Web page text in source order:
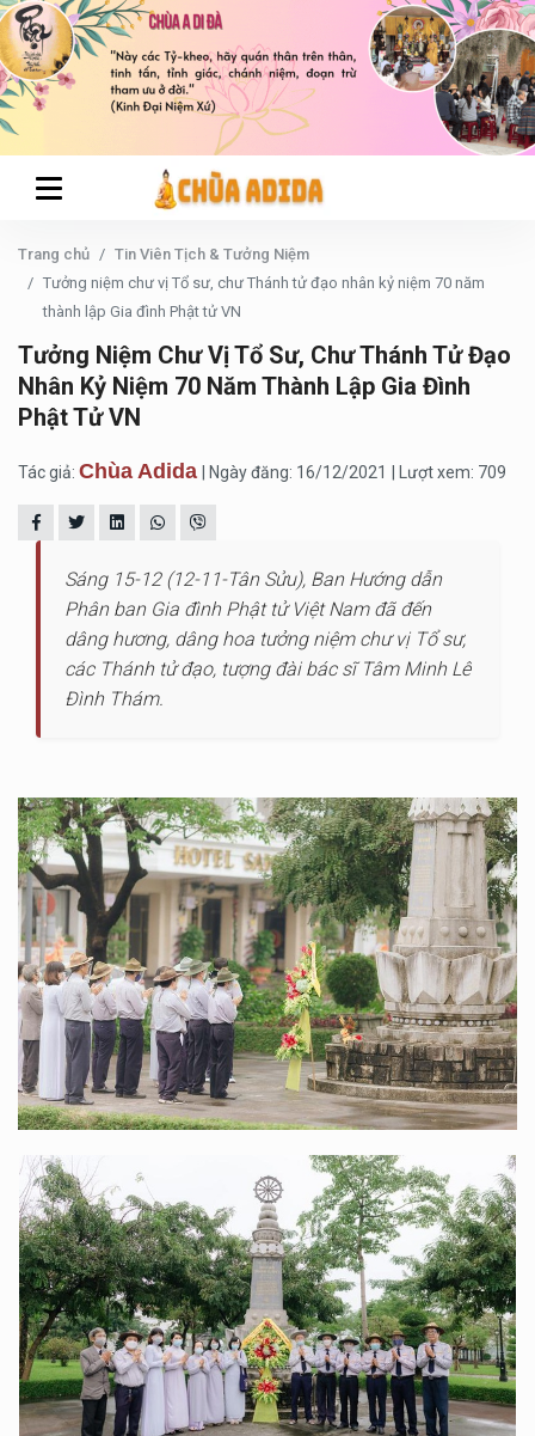
Trang chủ
Tin Viên Tịch & Tưởng Niệm
Tưởng niệm chư vị Tổ sư, chư Thánh tử đạo nhân kỷ niệm 70 năm
thành lập Gia đình Phật tử VN
Tưởng Niệm Chư Vị Tổ Sư, Chư Thánh Tử Đạo
Nhân Kỷ Niệm 70 Năm Thành Lập Gia Đình
Phật Tử VN
Tác giả: Chùa Adida | Ngày đăng: 16/12/2021 | Lượt xem: 709
Sáng 15-12 (12-11-Tân Sửu), Ban Hướng dẫn
Phân ban Gia đình Phật tử Việt Nam đã đến
dâng hương, dâng hoa tưởng niệm chư vị Tổ sư,
các Thánh tử đạo, tượng đài bác sĩ Tâm Minh Lê
Đình Thám.